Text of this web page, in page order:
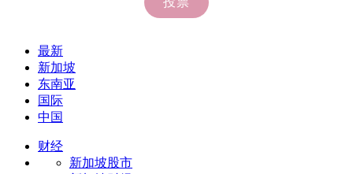
最新
新加坡
东南亚
国际
中国
财经
新加坡股市